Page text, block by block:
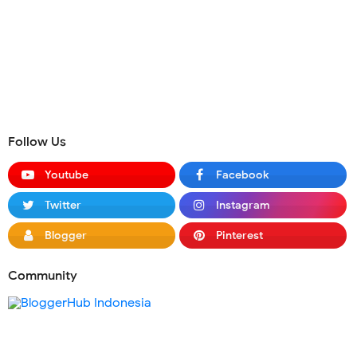
Follow Us
Youtube Facebook
Twitter Instagram
Blogger Pinterest
Community